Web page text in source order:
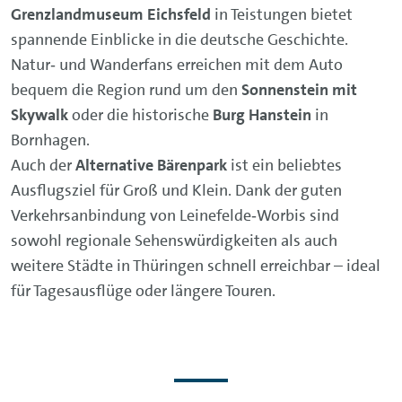
Grenzlandmuseum Eichsfeld in Teistungen bietet
spannende Einblicke in die deutsche Geschichte.
Natur‑ und Wanderfans erreichen mit dem Auto
bequem die Region rund um den Sonnenstein mit
Skywalkoder die historische Burg Hanstein in
Bornhagen.
Auch derAlternative Bärenpark ist ein beliebtes
Ausflugsziel für Groß und Klein. Dank der guten
Verkehrsanbindung von Leinefelde‑Worbis sind
sowohl regionale Sehenswürdigkeiten als auch
weitere Städte in Thüringen schnell erreichbar – ideal
für Tagesausflüge oder längere Touren.